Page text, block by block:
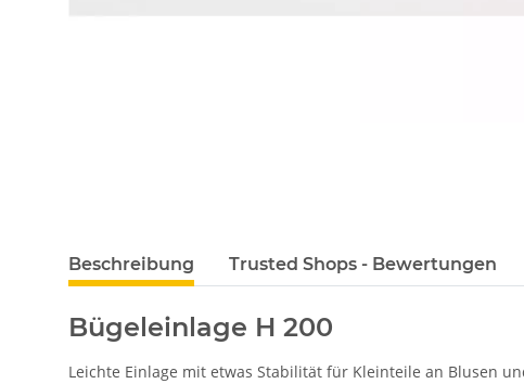
Beschreibung Trusted Shops - Bewertungen
Bügeleinlage H 200
Leichte Einlage mit etwas Stabilität für Kleinteile an Blusen